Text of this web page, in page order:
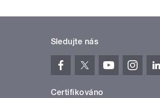
Sledujte nás
Certifikováno